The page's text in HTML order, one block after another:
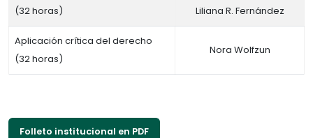
(32 horas)
Liliana R. Fernández
Aplicación crítica del derecho
(32 horas)
Nora Wolfzun
Folleto institucional en PDF